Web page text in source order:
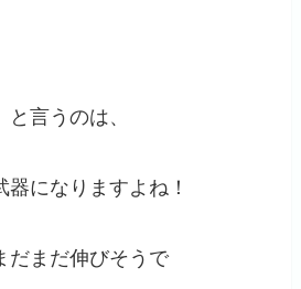
と言うのは、
になりますよね！
だまだ伸びそうで